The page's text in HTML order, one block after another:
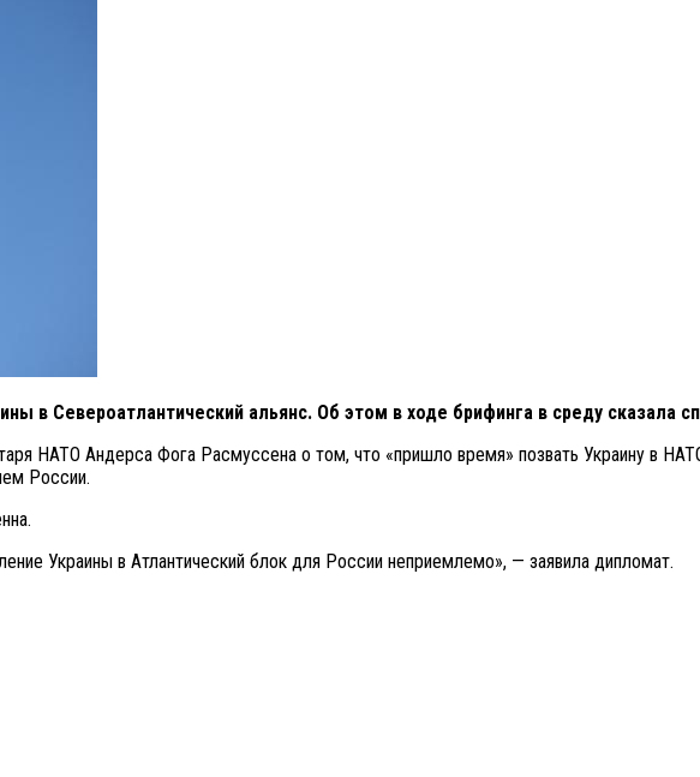
в Североатлантический альянс. Об этом в ходе брифинга в среду сказала
НАТО Андерса Фога Расмуссена о том, что «пришло время» позвать Украину в
России.
Украины в Атлантический блок для России неприемлемо», — заявила дипломат.